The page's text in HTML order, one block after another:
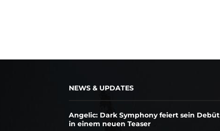
NEWS & UPDATES
Angelic: Dark Symphony feiert sein Debüt
in einem neuen Teaser